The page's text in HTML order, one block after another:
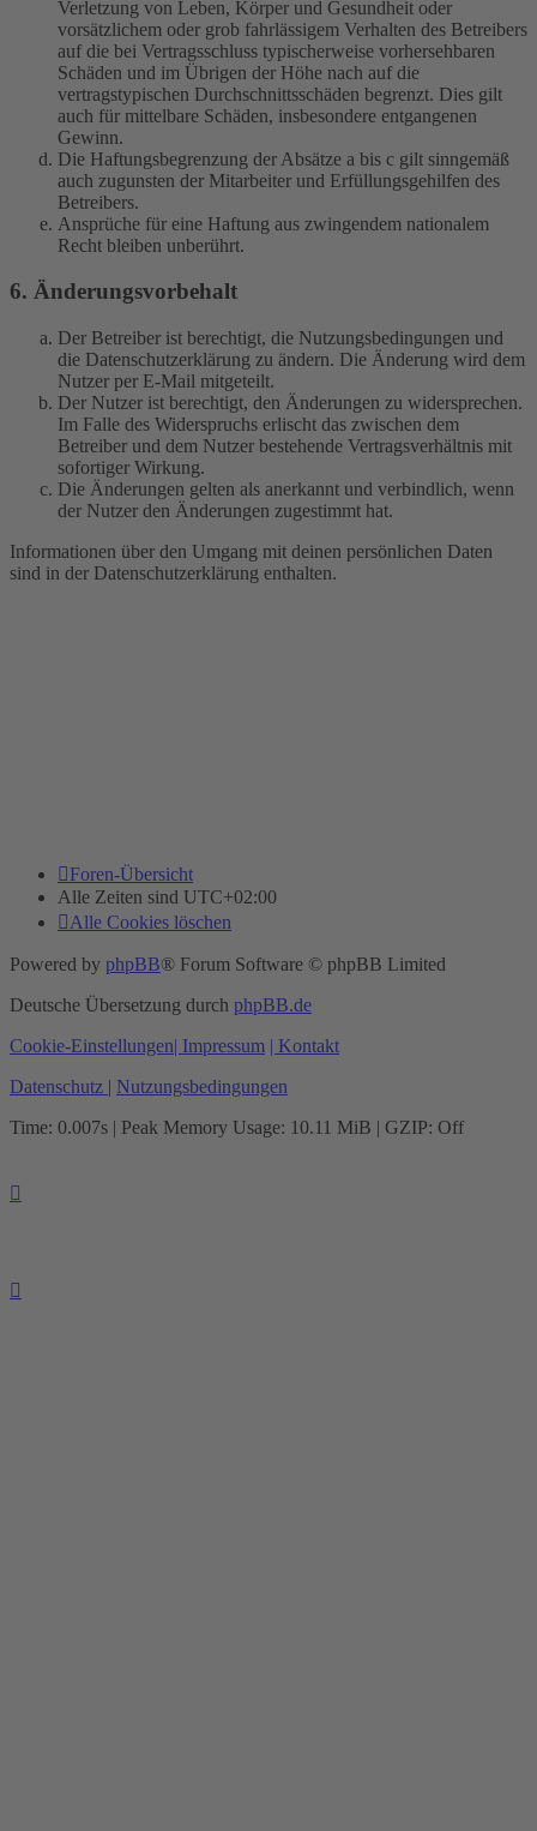
Verletzung von Leben, Körper und Gesundheit oder
vorsätzlichem oder grob fahrlässigem Verhalten des Betreibers
auf die bei Vertragsschluss typischerweise vorhersehbaren
Schäden und im Übrigen der Höhe nach auf die
vertragstypischen Durchschnittsschäden begrenzt. Dies gilt
auch für mittelbare Schäden, insbesondere entgangenen
Gewinn.
Die Haftungsbegrenzung der Absätze a bis c gilt sinngemäß
auch zugunsten der Mitarbeiter und Erfüllungsgehilfen des
Betreibers.
Ansprüche für eine Haftung aus zwingendem nationalem
Recht bleiben unberührt.
6. Änderungsvorbehalt
Der Betreiber ist berechtigt, die Nutzungsbedingungen und
die Datenschutzerklärung zu ändern. Die Änderung wird dem
Nutzer per E-Mail mitgeteilt.
Der Nutzer ist berechtigt, den Änderungen zu widersprechen.
Im Falle des Widerspruchs erlischt das zwischen dem
Betreiber und dem Nutzer bestehende Vertragsverhältnis mit
sofortiger Wirkung.
Die Änderungen gelten als anerkannt und verbindlich, wenn
der Nutzer den Änderungen zugestimmt hat.
Informationen über den Umgang mit deinen persönlichen Daten
sind in der Datenschutzerklärung enthalten.
Foren-Übersicht
Alle Zeiten sind UTC+02:00
Alle Cookies löschen
Powered by phpBB® Forum Software © phpBB Limited
Deutsche Übersetzung durch phpBB.de
Cookie-Einstellungen| Impressum | Kontakt
Datenschutz | Nutzungsbedingungen
Time: 0.007s | Peak Memory Usage: 10.11 MiB | GZIP: Off